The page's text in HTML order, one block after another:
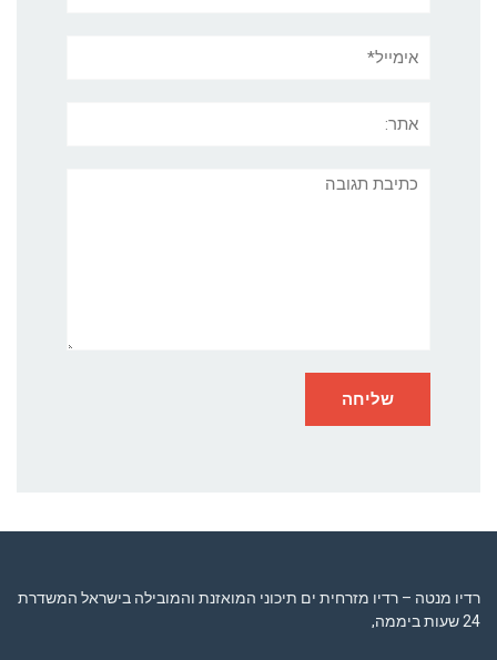
תגובה
רדיו מנטה – רדיו מזרחית ים תיכוני המואזנת והמובילה בישראל המשדרת
24 שעות ביממה,